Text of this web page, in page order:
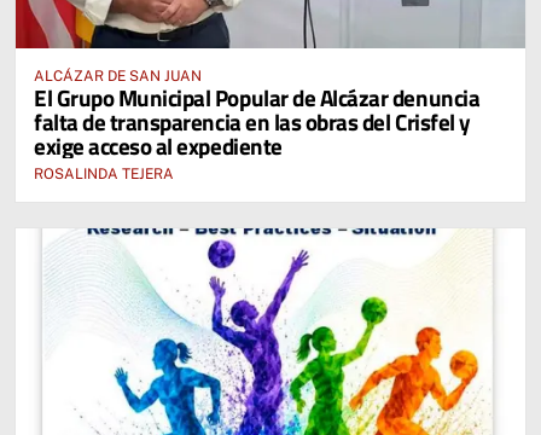
ALCÁZAR DE SAN JUAN
El Grupo Municipal Popular de Alcázar denuncia
falta de transparencia en las obras del Crisfel y
exige acceso al expediente
ROSALINDA TEJERA